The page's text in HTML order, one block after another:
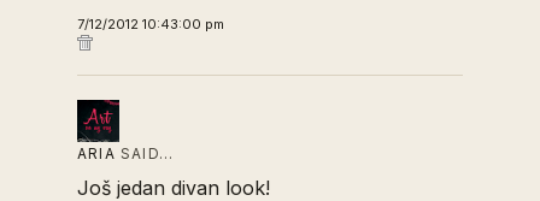
7/12/2012 10:43:00 pm
ARIA SAID…
Još jedan divan look!